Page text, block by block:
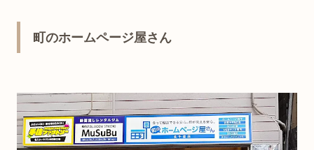
町のホームページ屋さん